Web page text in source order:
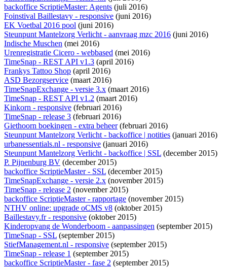
backoffice ScriptieMaster: Agents (juli 2016)
Foinstival Baillestavy - responsive (juni 2016)
EK Voetbal 2016 pool (juni 2016)
Steunpunt Mantelzorg Verlicht - aanvraag mzc 2016 (juni 2016)
Indische Muschen (mei 2016)
Urenregistratie Cicero - webbased (mei 2016)
TimeSnap - REST API v1.3 (april 2016)
Frankys Tattoo Shop (april 2016)
ASD Bezorgservice (maart 2016)
TimeSnapExchange - versie 3.x (maart 2016)
TimeSnap - REST API v1.2 (maart 2016)
Kinkorn - responsive (februari 2016)
TimeSnap - release 3 (februari 2016)
Giethoorn boekingen - extra beheer(februari 2016)
Steunpunt Mantelzorg Verlicht - backoffice | notities (januari 2016)
urbanessentials.nl - responsive (januari 2016)
Steunpunt Mantelzorg Verlicht - backoffice | SSL (december 2015)
P. Pijnenburg BV (december 2015)
backoffice ScriptieMaster - SSL (december 2015)
TimeSnapExchange - versie 2.x (november 2015)
TimeSnap - release 2 (november 2015)
backoffice ScriptieMaster - rapportage (november 2015)
NTHV online: upgrade oCMS v8 (oktober 2015)
Baillestavy.fr - responsive (oktober 2015)
Kinderopvang de Wonderboom - aanpassingen (september 2015)
TimeSnap - SSL (september 2015)
StiefManagement.nl - responsive (september 2015)
TimeSnap - release 1 (september 2015)
backoffice ScriptieMaster - fase 2 (september 2015)